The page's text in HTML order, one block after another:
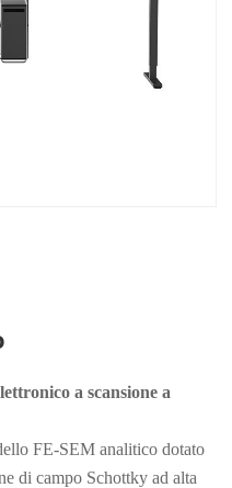
a scansione a
FE-SEM analitico dotato
di campo Schottky ad alta